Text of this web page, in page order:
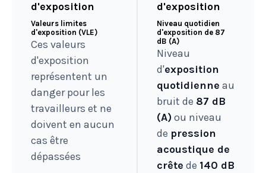
d'exposition
Valeurs limites
d'exposition (VLE)
Ces valeurs
d'exposition
représentent un
danger pour les
travailleurs et ne
doivent en aucun
cas être
dépassées
d'exposition
Niveau quotidien
d'exposition de 87
dB (A)
Niveau
d'exposition
quotidienne au
bruit de 87 dB
(A)ou niveau
de pression
acoustique de
crête de 140 dB